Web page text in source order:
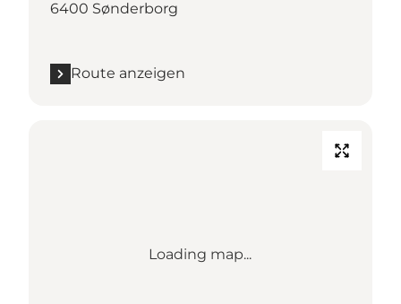
6400 Sønderborg
Route anzeigen
Loading map...